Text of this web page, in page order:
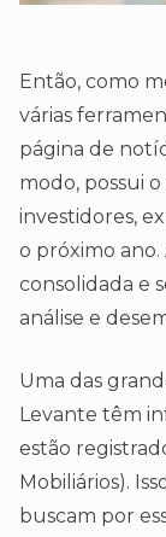
Então, como
várias
página de
modo, possui
investidores,
o próximo ano.
consolidada e
análise e
Uma das
Levante têm
estão
Mobiliários).
buscam por